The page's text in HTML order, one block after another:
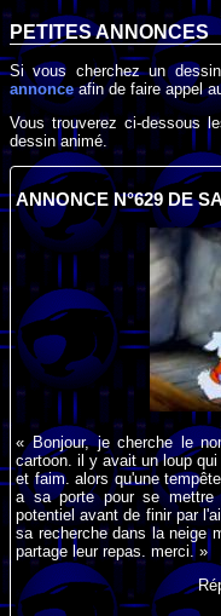
PETITES ANNONCES
Si vous cherchez un
annonceafin de faire appel
Vous trouverez ci-dessous
dessin animé.
ANNONCE N°629 DE
« Bonjour, je cherche le
cartoon. il y avait un loup
et faim. alors qu'une
a sa porte pour se
potentiel avant de finir par
sa recherche dans la neige
partage leur repas. merci. »